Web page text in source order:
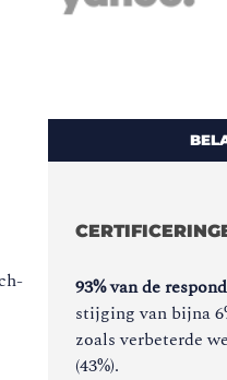
93% van de
stijging van bijna
zoals verbeterde
(43%).